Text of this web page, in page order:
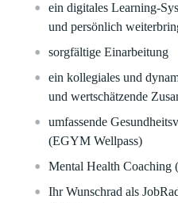
eindigitales
und persönlich
sorgfältige Einarbeitung
einkollegiales und
undwertschätzende
umfassende
(EGYM Wellpass)
Mental Health Coaching
Ihr Wunschrad als